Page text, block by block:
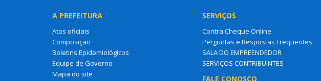
A PREFEITURA
Atos oficiais
Composição
Boletins Epidemiológicos
Equipe de Governo
Mapa do site
SERVIÇOS
Contra Cheque Online
Perguntas e Respostas Frequentes
SALA DO EMPREENDEDOR
SERVIÇOS CONTRIBUINTES
FALE CONOSCO